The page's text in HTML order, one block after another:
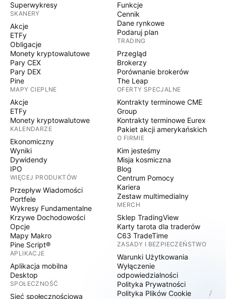
Superwykresy
SKANERY
Akcje
ETFy
Obligacje
Monety kryptowalutowe
Pary CEX
Pary DEX
Pine
MAPY CIEPLNE
Akcje
ETFy
Monety kryptowalutowe
KALENDARZE
Ekonomiczny
Wyniki
Dywidendy
IPO
WIĘCEJ PRODUKTÓW
Przepływ Wiadomości
Portfele
Wykresy Fundamentalne
Krzywe Dochodowości
Opcje
Mapy Makro
Pine Script®
APLIKACJE
Aplikacja mobilna
Desktop
SPOŁECZNOŚĆ
Sieć społecznościowa
Funkcje
Cennik
Dane rynkowe
Podaruj plan
TRADING
Przegląd
Brokerzy
Porównanie brokerów
The Leap
OFERTY SPECJALNE
Kontrakty terminowe CME
Group
Kontrakty terminowe Eurex
Pakiet akcji amerykańskich
O FIRMIE
Kim jesteśmy
Misja kosmiczna
Blog
Centrum Pomocy
Kariera
Zestaw multimedialny
MERCH
Sklep TradingView
Karty tarota dla traderów
C63 TradeTime
ZASADY I BEZPIECZEŃSTWO
Warunki Użytkowania
Wyłączenie
odpowiedzialności
Polityka Prywatności
Polityka Plików Cookie